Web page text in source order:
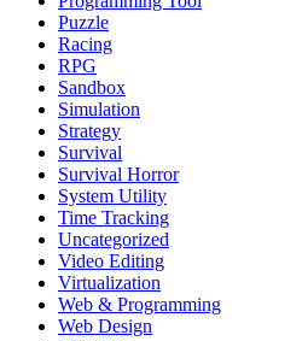
Puzzle
Racing
RPG
Sandbox
Simulation
Strategy
Survival
Survival Horror
System Utility
Time Tracking
Uncategorized
Video Editing
Virtualization
Web & Programming
Web Design